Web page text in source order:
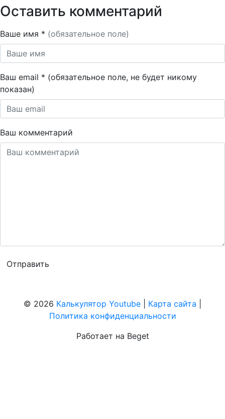
Оставить комментарий
Ваше имя * (обязательное поле)
Ваш email * (обязательное поле, не будет никому
показан)
Ваш комментарий
© 2026 Калькулятор Youtube Карта сайта
Политика конфиденциальности
Работает на Beget